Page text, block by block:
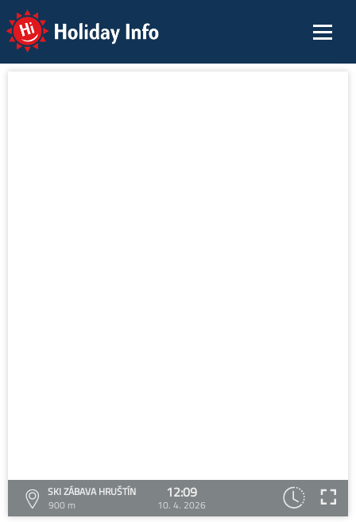
Holiday Info
SKI ZÁBAVA HRUŠTÍN
900 m
12:09
10. 4. 2026